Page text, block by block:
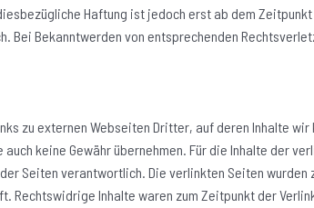
Haftung ist jedoch erst ab dem
Bei Bekanntwerden von entsprechenden
zu externen Webseiten Dritter, auf deren Inhalte
keine Gewähr übernehmen. Für die Inhalte der
Seiten verantwortlich. Die verlinkten Seiten wurden
Rechtswidrige Inhalte waren zum Zeitpunkt der